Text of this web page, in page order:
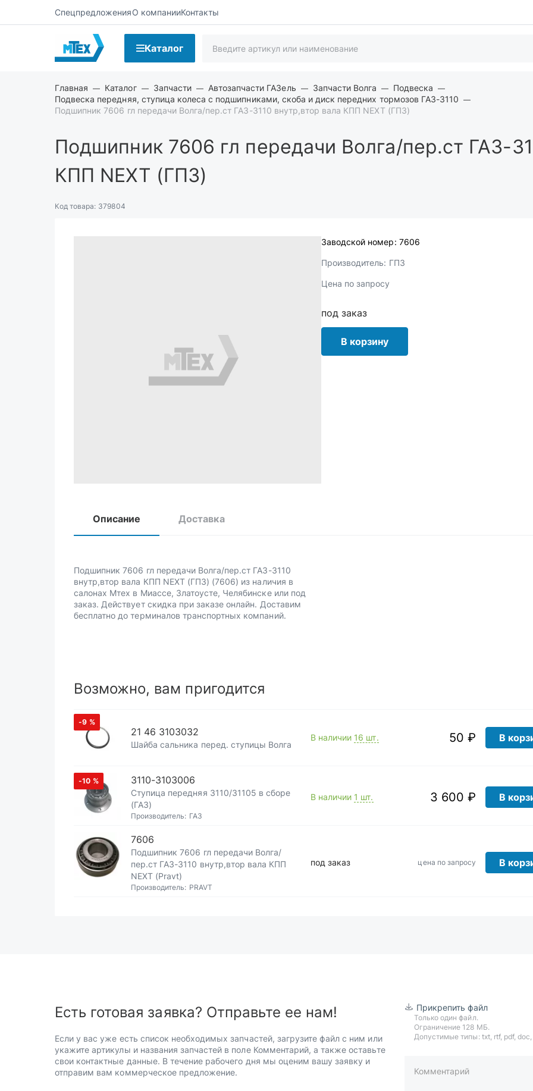
СпецпредложенияО компанииКонтакты
Каталог
Главная Каталог Запчасти Автозапчасти ГАЗель Запчасти Волга
Подвеска
Подвеска передняя, ступица колеса с подшипниками, скоба и диск передних тормозов ГАЗ-3110
Подшипник 7606 гл передачи Волга/пер.ст ГАЗ-3110 внутр,втор вала КПП NEXT (ГПЗ)
Подшипник 7606 гл передачи Волга/пер.ст ГАЗ-
КПП NEXT (ГПЗ)
Код товара: 379804
Заводской номер: 7606
Производитель: ГПЗ
Цена по запросу
под заказ
В корзину
Описание Доставка
Подшипник 7606 гл передачи Волга/пер.ст ГАЗ-3110
внутр,втор вала КПП NEXT (ГПЗ) (7606) из наличия в
салонах Мтех в Миассе, Златоусте, Челябинске или под
заказ. Действует скидка при заказе онлайн. Доставим
бесплатно до терминалов транспортных компаний.
Возможно, вам пригодится
-9 %
21 46 3103032
Шайба сальника перед. ступицы Волга
В наличии 16 шт. 50 ₽ В
-10 % 3110-3103006
Ступица передняя 3110/31105 в сборе
(ГАЗ)
Производитель: ГАЗ
В наличии 1 шт. 3 600 ₽ В
7606
Подшипник 7606 гл передачи Волга/
пер.ст ГАЗ-3110 внутр,втор вала КПП
NEXT (Pravt)
Производитель: PRAVT
под заказ цена по запросу В
Есть готовая заявка? Отправьте ее нам!
Если у вас уже есть список необходимых запчастей, загрузите файл с ним или
укажите артикулы и названия запчастей в поле Комментарий, а также оставьте
свои контактные данные. В течение рабочего дня мы оценим вашу заявку и
отправим вам коммерческое предложение.
Прикрепить файл
Только один файл.
Ограничение 128 МБ.
Допустимые типы: txt, rtf, pdf,
Комментарий
пример: 89511234567 или